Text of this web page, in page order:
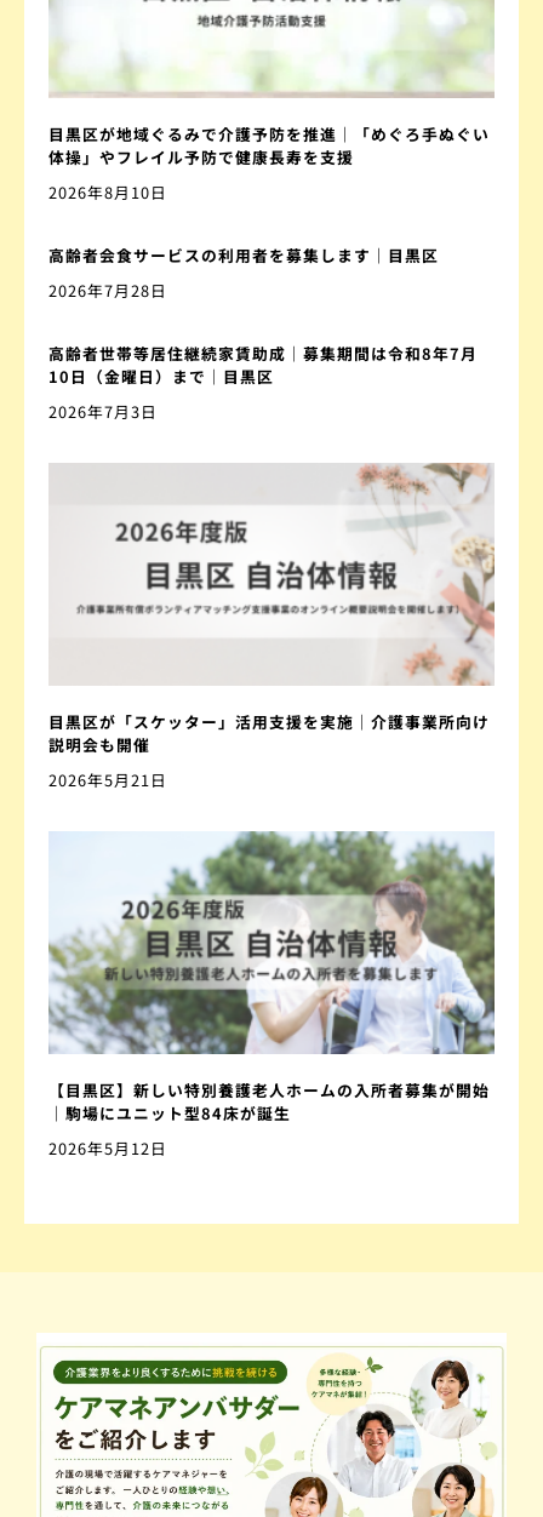
目黒区が地域ぐるみで介護予防を推進｜「めぐろ手ぬぐい
体操」やフレイル予防で健康長寿を支援
2026年8月10日
高齢者会食サービスの利用者を募集します｜目黒区
2026年7月28日
高齢者世帯等居住継続家賃助成｜募集期間は令和8年7月
10日（金曜日）まで｜目黒区
2026年7月3日
目黒区が「スケッター」活用支援を実施｜介護事業所向け
説明会も開催
2026年5月21日
【目黒区】新しい特別養護老人ホームの入所者募集が開始
｜駒場にユニット型84床が誕生
2026年5月12日